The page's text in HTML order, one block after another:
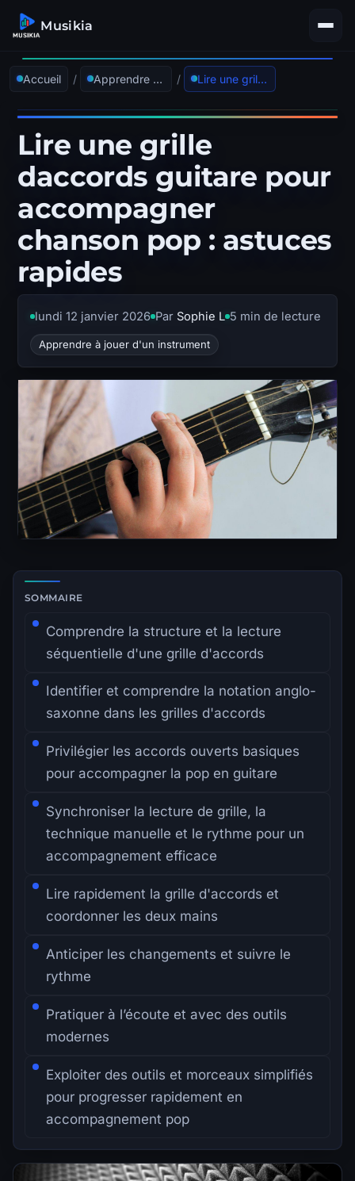
Musikia
Accueil / Apprendre à jouer d'un instrument / Lire une grille daccords guitare pour accompagner chanson pop : astuces rapides
Lire une grille
daccords guitare pour
accompagner
chanson pop : astuces
rapides
lundi 12 janvier 2026 Par Sophie L 5 min de lecture
Apprendre à jouer d'un instrument
Zone de lecture principale avec sommaire latéral.
SOMMAIRE
Comprendre la structure et la lecture
séquentielle d'une grille d'accords
Identifier et comprendre la notation anglo-
saxonne dans les grilles d'accords
Privilégier les accords ouverts basiques
pour accompagner la pop en guitare
Synchroniser la lecture de grille, la
technique manuelle et le rythme pour un
accompagnement efficace
Lire rapidement la grille d'accords et
coordonner les deux mains
Anticiper les changements et suivre le
rythme
Pratiquer à l’écoute et avec des outils
modernes
Exploiter des outils et morceaux simplifiés
pour progresser rapidement en
accompagnement pop